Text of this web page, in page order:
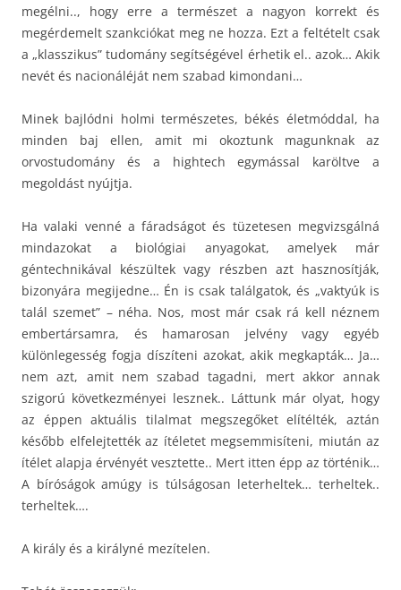
megélni.., hogy erre a természet a nagyon korrekt és
megérdemelt szankciókat meg ne hozza. Ezt a feltételt csak
a „klasszikus” tudomány segítségével érhetik el.. azok… Akik
nevét és nacionáléját nem szabad kimondani…
Minek bajlódni holmi természetes, békés életmóddal, ha
minden baj ellen, amit mi okoztunk magunknak az
orvostudomány és a hightech egymással karöltve a
megoldást nyújtja.
Ha valaki venné a fáradságot és tüzetesen megvizsgálná
mindazokat a biológiai anyagokat, amelyek már
géntechnikával készültek vagy részben azt hasznosítják,
bizonyára megijedne… Én is csak találgatok, és „vaktyúk is
talál szemet” – néha. Nos, most már csak rá kell néznem
embertársamra, és hamarosan jelvény vagy egyéb
különlegesség fogja díszíteni azokat, akik megkapták… Ja…
nem azt, amit nem szabad tagadni, mert akkor annak
szigorú következményei lesznek.. Láttunk már olyat, hogy
az éppen aktuális tilalmat megszegőket elítélték, aztán
később elfelejtették az ítéletet megsemmisíteni, miután az
ítélet alapja érvényét vesztette.. Mert itten épp az történik…
A bíróságok amúgy is túlságosan leterheltek… terheltek..
terheltek….
A király és a királyné mezítelen.